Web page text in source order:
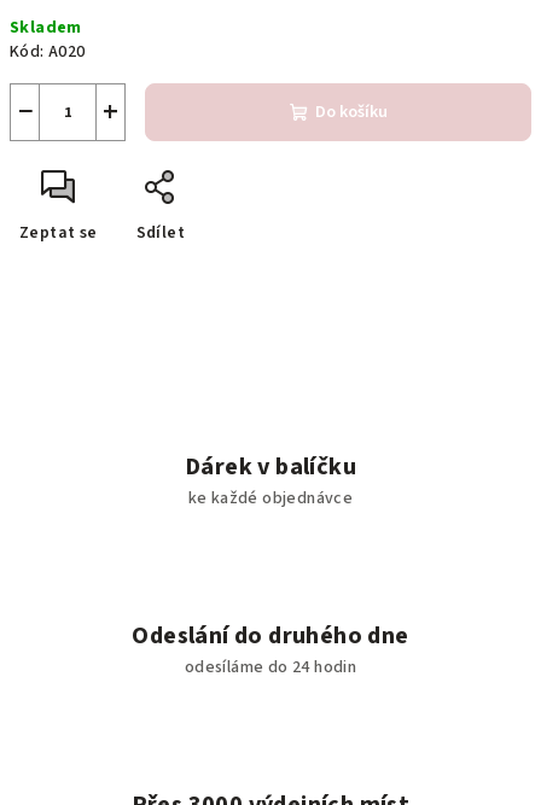
cena:
Skladem
Kód: A020
+
− Do košíku
Zeptat se Sdílet
Dárek v balíčku
ke každé objednávce
Odeslání do druhého dne
odesíláme do 24 hodin